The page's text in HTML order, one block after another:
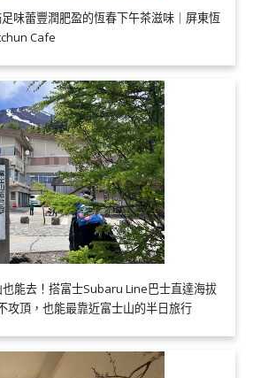
味蕾豐潤肥盈的恆春下午茶滋味｜屏東恆
Cafe
能去！搭富士Subaru Line巴士直達海拔
攻頂，也能最靠近富士山的半日旅行